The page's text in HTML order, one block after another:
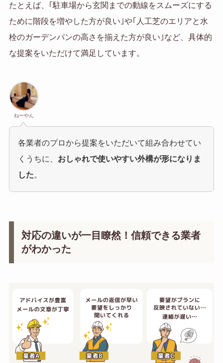
たとえば、｢駐車場から玄関までの動線をスムーズにする
ために階段を増やした方が良い｣や｢人工芝のエリアと水
栓のガーデンパンの高さを揃えた方が良い｣など、具体的
な提案をいただけて満足しています。
ねーやん
各業者のプロから提案をいただいて組み合わせてい
くうちに、 おしゃれで使いやすい外構が形になりま
した。
対応の違いが一目瞭然！信頼できる業者
がわかった